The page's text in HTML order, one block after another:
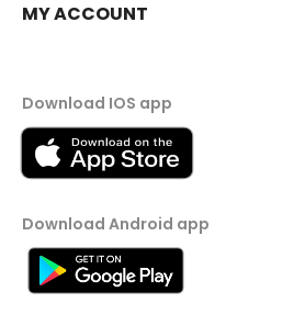
MY ACCOUNT
Download IOS app
Download Android app